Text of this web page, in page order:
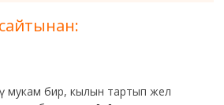
мукам бир, кылын тартып жел